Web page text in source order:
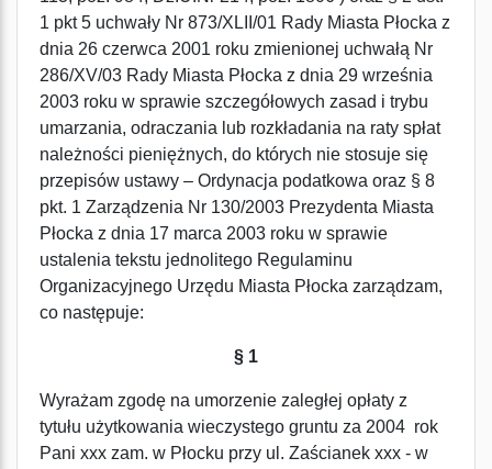
1 pkt 5 uchwały Nr 873/XLII/01 Rady Miasta Płocka z
dnia 26 czerwca 2001 roku zmienionej uchwałą Nr
286/XV/03 Rady Miasta Płocka z dnia 29 września
2003 roku w sprawie szczegółowych zasad i trybu
umarzania, odraczania lub rozkładania na raty spłat
należności pieniężnych, do których nie stosuje się
przepisów ustawy – Ordynacja podatkowa oraz § 8
pkt. 1 Zarządzenia Nr 130/2003 Prezydenta Miasta
Płocka z dnia 17 marca 2003 roku w sprawie
ustalenia tekstu jednolitego Regulaminu
Organizacyjnego Urzędu Miasta Płocka zarządzam,
co następuje:
§ 1
Wyrażam zgodę na umorzenie zaległej opłaty z
tytułu użytkowania wieczystego gruntu za 2004 rok
Pani xxx zam. w Płocku przy ul. Zaścianek xxx - w